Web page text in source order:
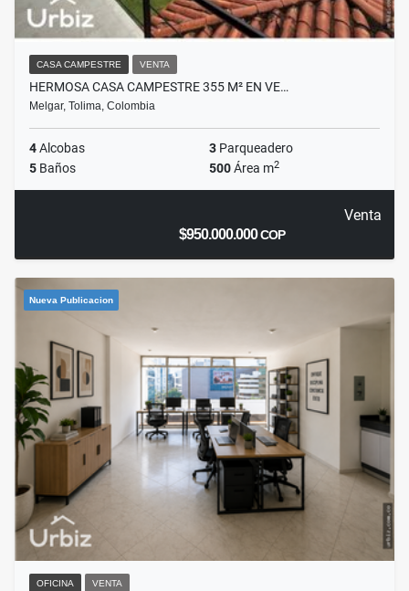
CASA CAMPESTRE VENTA
HERMOSA CASA CAMPESTRE 355 M² EN VE…
Melgar, Tolima, Colombia
4Alcobas 3 Parqueadero
5 Baños 500Área m2
Venta
$950.000.000COP
Nueva Publicacion
OFICINA VENTA